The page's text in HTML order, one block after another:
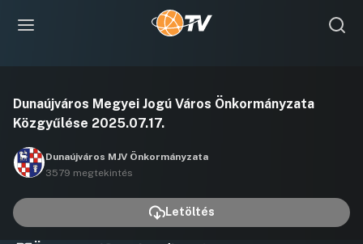
lejátszása
Dunaújváros Megyei Jogú Város Önkormányzata
Közgyűlése 2025.07.17.
Dunaújváros MJV Önkormányzata
3579 megtekintés
Letöltés